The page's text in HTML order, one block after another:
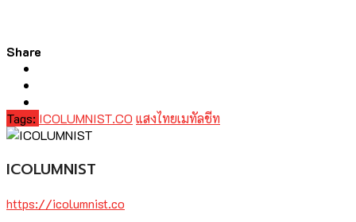
Share
Tags: ICOLUMNIST.CO แสงไทยเมทัลชีท
ICOLUMNIST
https://icolumnist.co